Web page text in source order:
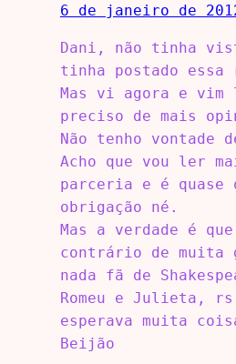
6 de janeiro de
Dani, não tinha
tinha postado essa
Mas vi agora e vim
preciso de mais
Não tenho vontade
Acho que vou ler
parceria e é quase
obrigação né.
Mas a verdade é
contrário de muita
nada fã de
Romeu e Julieta,
esperava muita
Beijão